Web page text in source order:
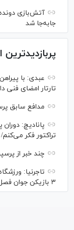
جابه‌جا شد
پربازدیدترین
عبدی: با
تارتار امضای فنی
مدافع سابق
پانادیچ:
تراکتور فکر
چند خبر از
تاجرنیا:
۳ بازیکن جوان فصل آینده فیکس ترکیب می‌شوند